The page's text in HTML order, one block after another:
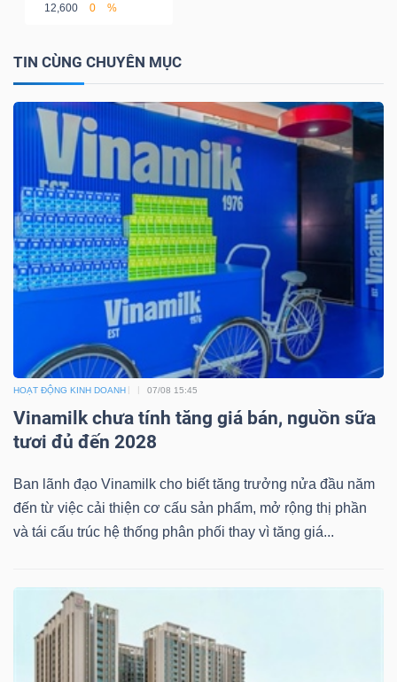
12,600 0 %
TIN CÙNG CHUYÊN MỤC
HOẠT ĐỘNG KINH DOANH 07/08 15:45
Vinamilk chưa tính tăng giá bán, nguồn sữa
tươi đủ đến 2028
Ban lãnh đạo Vinamilk cho biết tăng trưởng nửa đầu năm
đến từ việc cải thiện cơ cấu sản phẩm, mở rộng thị phần
và tái cấu trúc hệ thống phân phối thay vì tăng giá...
VỤ
THÔNG
TIỆN
ÍCH
BẤT
ĐỘNG
SẢN
chứng
khoán
(-)
Lãnh
đạo